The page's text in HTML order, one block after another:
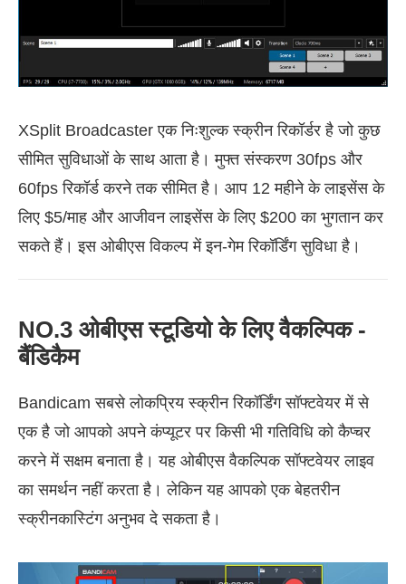
XSplit Broadcaster एक निःशुल्क स्क्रीन रिकॉर्डर है जो कुछ
सीमित सुविधाओं के साथ आता है। मुफ्त संस्करण 30fps और
60fps रिकॉर्ड करने तक सीमित है। आप 12 महीने के लाइसेंस के
लिए $5/माह और आजीवन लाइसेंस के लिए $200 का भुगतान कर
सकते हैं। इस ओबीएस विकल्प में इन-गेम रिकॉर्डिंग सुविधा है।
NO.3 ओबीएस स्टूडियो के लिए वैकल्पिक -
बैंडिकैम
Bandicam सबसे लोकप्रिय स्क्रीन रिकॉर्डिंग सॉफ्टवेयर में से
एक है जो आपको अपने कंप्यूटर पर किसी भी गतिविधि को कैप्चर
करने में सक्षम बनाता है। यह ओबीएस वैकल्पिक सॉफ्टवेयर लाइव
का समर्थन नहीं करता है। लेकिन यह आपको एक बेहतरीन
स्क्रीनकास्टिंग अनुभव दे सकता है।